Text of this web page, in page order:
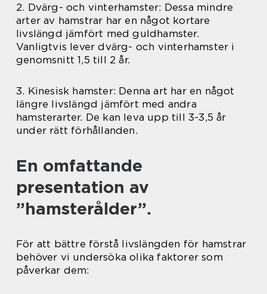
2. Dvärg- och vinterhamster: Dessa mindre
arter av hamstrar har en något kortare
livslängd jämfört med guldhamster.
Vanligtvis lever dvärg- och vinterhamster i
genomsnitt 1,5 till 2 år.
3. Kinesisk hamster: Denna art har en något
längre livslängd jämfört med andra
hamsterarter. De kan leva upp till 3-3,5 år
under rätt förhållanden.
En omfattande
presentation av
”hamsterålder”.
För att bättre förstå livslängden för hamstrar
behöver vi undersöka olika faktorer som
påverkar dem: